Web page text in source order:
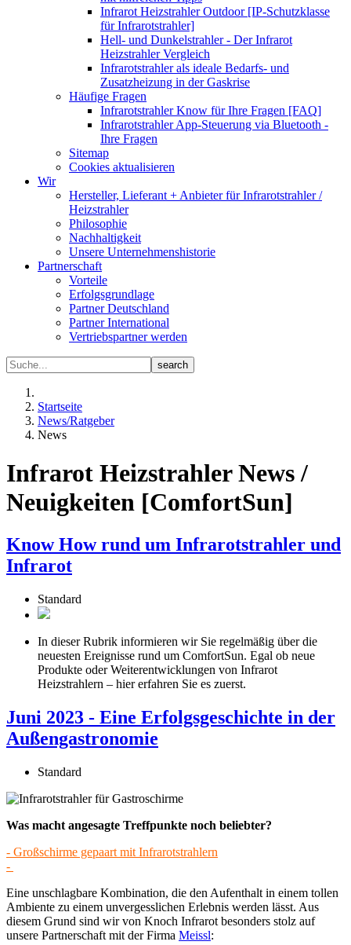
Infrarot Heizstrahler Outdoor [IP-Schutzklasse
für Infrarotstrahler]
Hell- und Dunkelstrahler - Der Infrarot
Heizstrahler Vergleich
Infrarotstrahler als ideale Bedarfs- und
Zusatzheizung in der Gaskrise
Häufige Fragen
Infrarotstrahler Know für Ihre Fragen [FAQ]
Infrarotstrahler App-Steuerung via Bluetooth -
Ihre Fragen
Sitemap
Cookies aktualisieren
Wir
Hersteller, Lieferant + Anbieter für Infrarotstrahler /
Heizstrahler
Philosophie
Nachhaltigkeit
Unsere Unternehmenshistorie
Partnerschaft
Vorteile
Erfolgsgrundlage
Partner Deutschland
Partner International
Vertriebspartner werden
Startseite
News/Ratgeber
News
Infrarot Heizstrahler News /
Neuigkeiten [ComfortSun]
Know How rund um Infrarotstrahler und
Infrarot
Standard
In dieser Rubrik informieren wir Sie regelmäßig über die
neuesten Ereignisse rund um ComfortSun. Egal ob neue
Produkte oder Weiterentwicklungen von Infrarot
Heizstrahlern – hier erfahren Sie es zuerst.
Juni 2023 - Eine Erfolgsgeschichte in der
Außengastronomie
Standard
Was macht angesagte Treffpunkte noch beliebter?
- Großschirme gepaart mit Infrarotstrahlern
-
Eine unschlagbare Kombination, die den Aufenthalt in einem tollen
Ambiente zu einem unvergesslichen Erlebnis werden lässt. Aus
diesem Grund sind wir von Knoch Infrarot besonders stolz auf
unsere Partnerschaft mit der Firma Meissl: